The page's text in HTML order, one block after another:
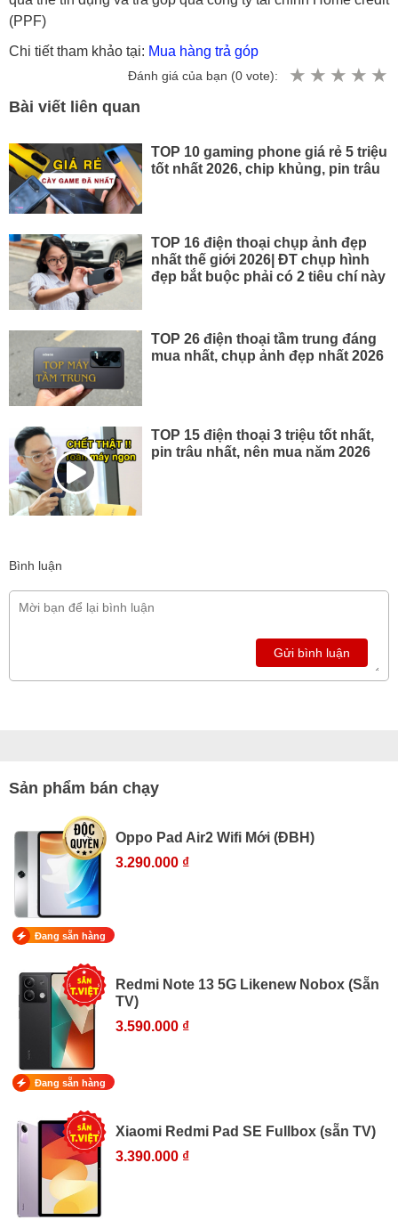
(PPF)
Chi tiết tham khảo tại: Mua hàng trả góp
Đánh giá của bạn (0 vote):
Bài viết liên quan
TOP 10 gaming phone giá rẻ 5 triệu
tốt nhất 2026, chip khủng, pin trâu
TOP 16 điện thoại chụp ảnh đẹp
nhất thế giới 2026| ĐT chụp hình
đẹp bắt buộc phải có 2 tiêu chí này
TOP 26 điện thoại tầm trung đáng
mua nhất, chụp ảnh đẹp nhất 2026
TOP 15 điện thoại 3 triệu tốt nhất,
pin trâu nhất, nên mua năm 2026
Bình luận
Gửi bình luận
Sản phẩm bán chạy
Oppo Pad Air2 Wifi Mới (ĐBH)
3.290.000 ₫
Đang sẵn hàng
Redmi Note 13 5G Likenew Nobox (Sẵn
TV)
3.590.000 ₫
Đang sẵn hàng
Xiaomi Redmi Pad SE Fullbox (sẵn TV)
3.390.000 ₫